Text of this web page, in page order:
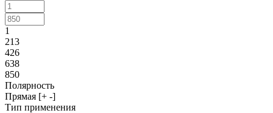
1
213
426
638
850
Полярность
Прямая [+ -]
Тип применения